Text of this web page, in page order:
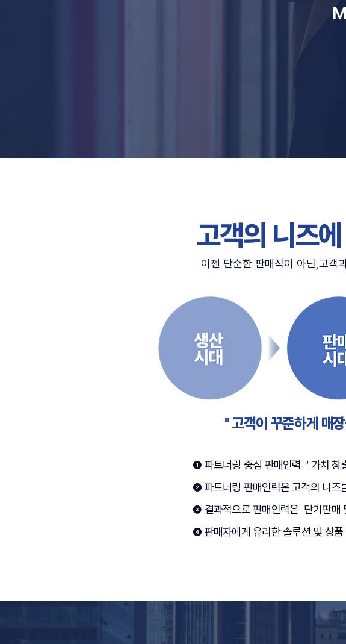
고객의 니즈
이젠 단순한 판매직이 아닌,고객
" 고객이 꾸준하게 매
❶ 파트너링 중심 판매인력 ‘ 가치 창
❷ 파트너링 판매인력은 고객의 니즈
❸ 결과적으로 판매인력은 단기판매
❹ 판매자에게 유리한 솔루션 및 상